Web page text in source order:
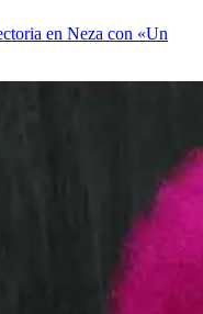
en Neza con «Un